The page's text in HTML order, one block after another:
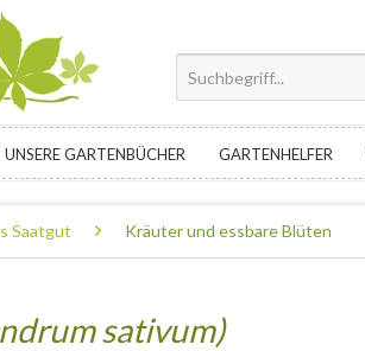
UNSERE GARTENBÜCHER GARTENHELFER
Saatgut Kräuter und essbare Blüten
sativum)